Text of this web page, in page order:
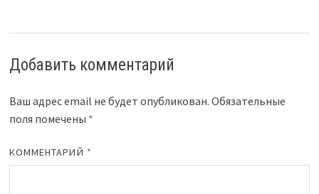
Добавить комментарий
Ваш адрес email не будет опубликован. Обязательные
поля помечены *
КОММЕНТАРИЙ *